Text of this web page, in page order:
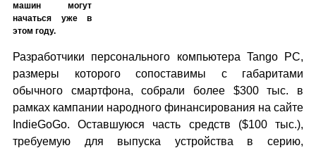
машин могут
начаться уже в
этом году.
Разработчики персонального компьютера Tango PC,
размеры которого сопоставимы с габаритами
обычного смартфона, собрали более $300 тыс. в
рамках кампании народного финансирования на сайте
IndieGoGo. Оставшуюся часть средств ($100 тыс.),
требуемую для выпуска устройства в серию,